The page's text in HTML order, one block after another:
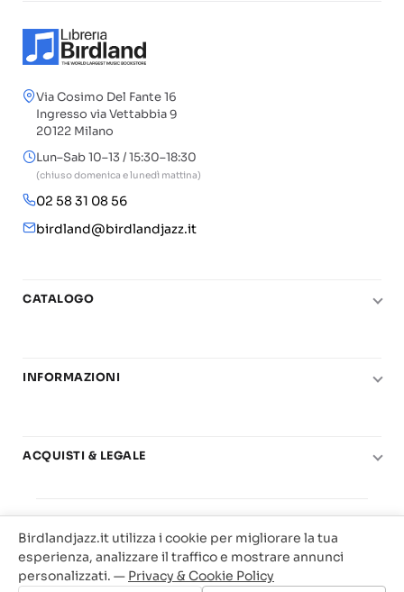
Via Cosimo Del Fante 16
Ingresso via Vettabbia 9
20122 Milano
Lun–Sab 10–13 / 15:30–18:30
(chiuso domenica e lunedì mattina)
02 58 31 08 56
birdland@birdlandjazz.it
CATALOGO
Chitarra
Basi play-along
Offerte
INFORMAZIONI
Carta del Docente
ACQUISTI & LEGALE
Privacy & Cookie
Traccia il tuo ordine
Birdland Milano. P.Iva 12093700156
Web Agency Milano
Birdlandjazz.it utilizza i cookie per migliorare la tua
esperienza, analizzare il traffico e mostrare annunci
personalizzati. — Privacy & Cookie Policy